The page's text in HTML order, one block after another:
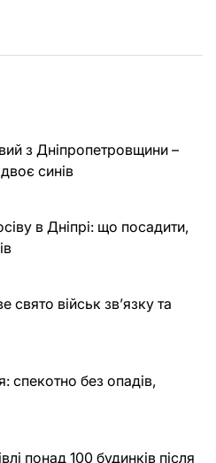
з Дніпропетровщини –
синів
в Дніпрі: що посадити,
свято військ зв’язку та
спекотно без опадів,
понад 100 будинків після